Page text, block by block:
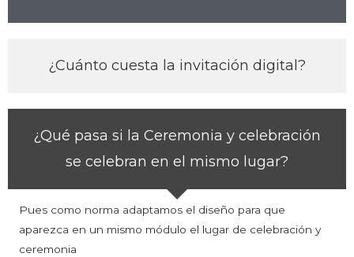
¿Cuánto cuesta la invitación digital?
¿Qué pasa si la Ceremonia y celebración
se celebran en el mismo lugar?
Pues como norma adaptamos el diseño para que
aparezca en un mismo módulo el lugar de celebración y
ceremonia